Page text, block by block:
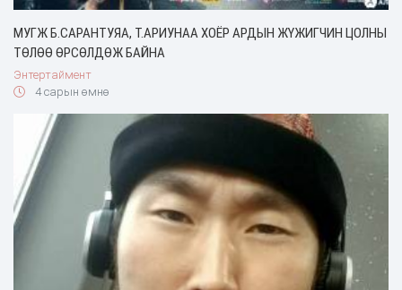
МУГЖ Б.САРАНТУЯА, Т.АРИУНАА ХОЁР АРДЫН ЖҮЖИГЧИН ЦОЛНЫ
ТӨЛӨӨ ӨРСӨЛДӨЖ БАЙНА
Энтертаймент
4 сарын өмнө